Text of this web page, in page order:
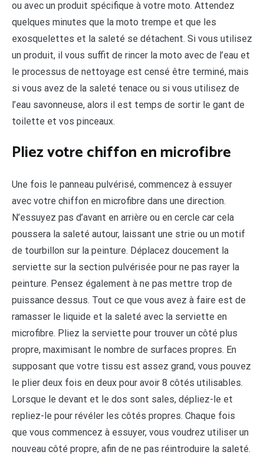
ou avec un produit spécifique à votre moto. Attendez
quelques minutes que la moto trempe et que les
exosquelettes et la saleté se détachent. Si vous utilisez
un produit, il vous suffit de rincer la moto avec de l’eau et
le processus de nettoyage est censé être terminé, mais
si vous avez de la saleté tenace ou si vous utilisez de
l’eau savonneuse, alors il est temps de sortir le gant de
toilette et vos pinceaux.
Pliez votre chiffon en microfibre
Une fois le panneau pulvérisé, commencez à essuyer
avec votre chiffon en microfibre dans une direction.
N’essuyez pas d’avant en arrière ou en cercle car cela
poussera la saleté autour, laissant une strie ou un motif
de tourbillon sur la peinture. Déplacez doucement la
serviette sur la section pulvérisée pour ne pas rayer la
peinture. Pensez également à ne pas mettre trop de
puissance dessus. Tout ce que vous avez à faire est de
ramasser le liquide et la saleté avec la serviette en
microfibre. Pliez la serviette pour trouver un côté plus
propre, maximisant le nombre de surfaces propres. En
supposant que votre tissu est assez grand, vous pouvez
le plier deux fois en deux pour avoir 8 côtés utilisables.
Lorsque le devant et le dos sont sales, dépliez-le et
repliez-le pour révéler les côtés propres. Chaque fois
que vous commencez à essuyer, vous voudrez utiliser un
nouveau côté propre, afin de ne pas réintroduire la saleté.